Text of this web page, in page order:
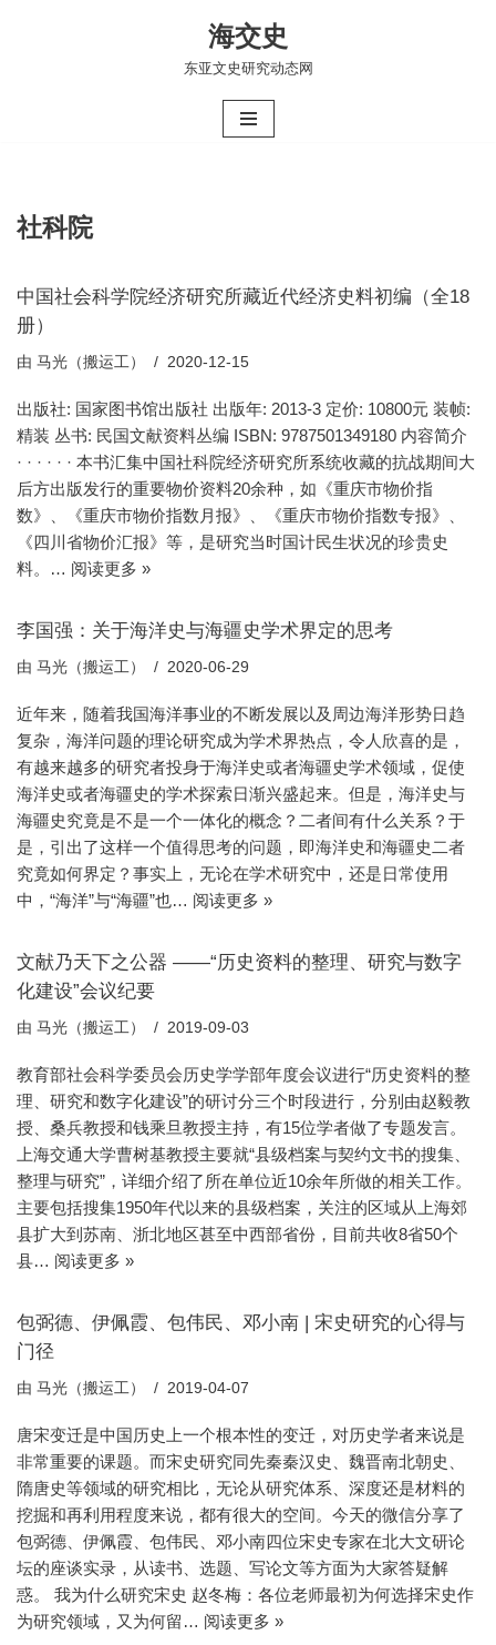
海交史
东亚文史研究动态网
社科院
中国社会科学院经济研究所藏近代经济史料初编（全18
册）
由 马光（搬运工） 2020-12-15
出版社: 国家图书馆出版社 出版年: 2013-3 定价: 10800元 装帧:
精装 丛书: 民国文献资料丛编 ISBN: 9787501349180 内容简介
· · · · · · 本书汇集中国社科院经济研究所系统收藏的抗战期间大
后方出版发行的重要物价资料20余种，如《重庆市物价指
数》、《重庆市物价指数月报》、《重庆市物价指数专报》、
《四川省物价汇报》等，是研究当时国计民生状况的珍贵史
料。… 阅读更多 »
李国强：关于海洋史与海疆史学术界定的思考
由 马光（搬运工） 2020-06-29
近年来，随着我国海洋事业的不断发展以及周边海洋形势日趋
复杂，海洋问题的理论研究成为学术界热点，令人欣喜的是，
有越来越多的研究者投身于海洋史或者海疆史学术领域，促使
海洋史或者海疆史的学术探索日渐兴盛起来。但是，海洋史与
海疆史究竟是不是一个一体化的概念？二者间有什么关系？于
是，引出了这样一个值得思考的问题，即海洋史和海疆史二者
究竟如何界定？事实上，无论在学术研究中，还是日常使用
中，“海洋”与“海疆”也… 阅读更多 »
文献乃天下之公器 ——“历史资料的整理、研究与数字
化建设”会议纪要
由 马光（搬运工） 2019-09-03
教育部社会科学委员会历史学学部年度会议进行“历史资料的整
理、研究和数字化建设”的研讨分三个时段进行，分别由赵毅教
授、桑兵教授和钱乘旦教授主持，有15位学者做了专题发言。
上海交通大学曹树基教授主要就“县级档案与契约文书的搜集、
整理与研究”，详细介绍了所在单位近10余年所做的相关工作。
主要包括搜集1950年代以来的县级档案，关注的区域从上海郊
县扩大到苏南、浙北地区甚至中西部省份，目前共收8省50个
县… 阅读更多 »
包弼德、伊佩霞、包伟民、邓小南 | 宋史研究的心得与
门径
由 马光（搬运工） 2019-04-07
唐宋变迁是中国历史上一个根本性的变迁，对历史学者来说是
非常重要的课题。而宋史研究同先秦秦汉史、魏晋南北朝史、
隋唐史等领域的研究相比，无论从研究体系、深度还是材料的
挖掘和再利用程度来说，都有很大的空间。今天的微信分享了
包弼德、伊佩霞、包伟民、邓小南四位宋史专家在北大文研论
坛的座谈实录，从读书、选题、写论文等方面为大家答疑解
惑。 我为什么研究宋史 赵冬梅：各位老师最初为何选择宋史作
为研究领域，又为何留… 阅读更多 »